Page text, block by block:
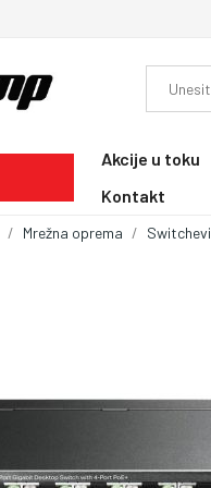
Akcije u toku
Kontakt
Mrežna oprema Switchevi